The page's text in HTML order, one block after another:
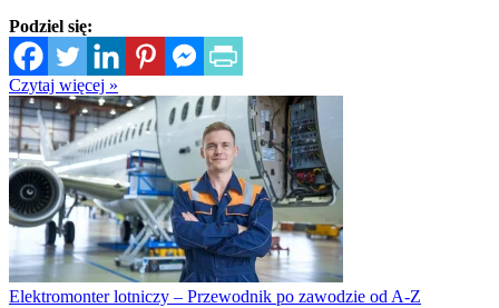
Podziel się:
Czytaj więcej »
Elektromonter lotniczy – Przewodnik po zawodzie od A-Z